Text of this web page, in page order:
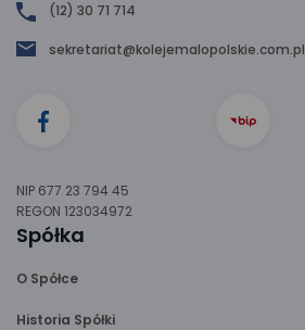
(12) 30 71 714
sekretariat@kolejemalopolskie.com.pl
NIP 677 23 794 45
REGON 123034972
Spółka
O Spółce
Historia Spółki